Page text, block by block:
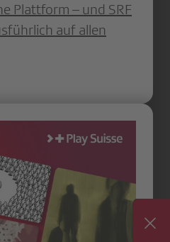
Plattform – und SRF
auf allen